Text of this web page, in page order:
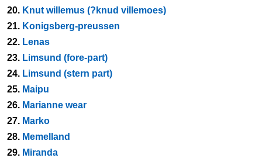
20. Knut willemus (?knud villemoes)
21. Konigsberg-preussen
22. Lenas
23. Limsund (fore-part)
24. Limsund (stern part)
25. Maipu
26. Marianne wear
27. Marko
28. Memelland
29. Miranda